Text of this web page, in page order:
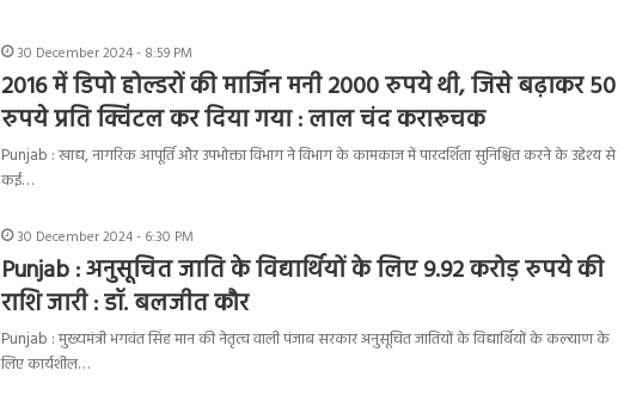
30 December 2024 - 8:59 PM
2016 में डिपो होल्डरों की मार्जिन मनी 2000 रुपये थी, जिसे बढ़ाकर 50
रुपये प्रति क्विंटल कर दिया गया : लाल चंद करारूचक
Punjab : खाद्य, नागरिक आपूर्ति और उपभोक्ता विभाग ने विभाग के कामकाज में पारदर्शिता सुनिश्चित करने के उद्देश्य से
कई…
30 December 2024 - 6:30 PM
Punjab : अनुसूचित जाति के विद्यार्थियों के लिए 9.92 करोड़ रुपये की
राशि जारी : डॉ. बलजीत कौर
Punjab : मुख्यमंत्री भगवंत सिंह मान की नेतृत्व वाली पंजाब सरकार अनुसूचित जातियों के विद्यार्थियों के कल्याण के
लिए कार्यशील…